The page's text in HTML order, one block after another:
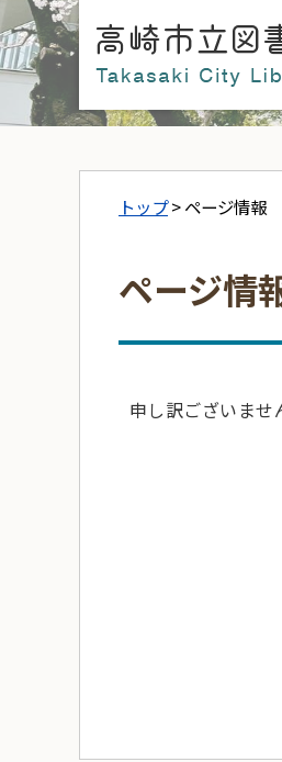
トップ> ページ情報
ページ情
申し訳ございませ